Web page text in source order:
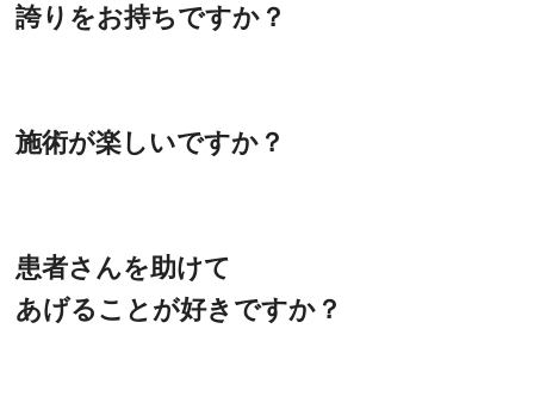
誇りをお持ちですか？
施術が楽しいですか？
患者さんを助けて
あげることが好きですか？